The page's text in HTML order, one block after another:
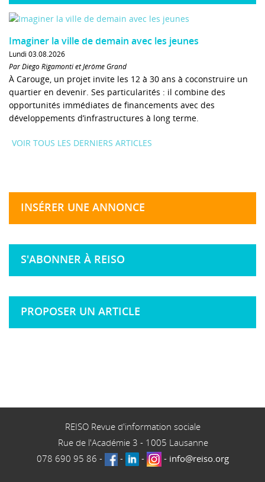
Imaginer la ville de demain avec les jeunes
Lundi 03.08.2026
Par Diego Rigamonti et Jérôme Grand
À Carouge, un projet invite les 12 à 30 ans à coconstruire un
quartier en devenir. Ses particularités : il combine des
opportunités immédiates de financements avec des
développements d’infrastructures à long terme.
VOIR TOUS LES DERNIERS ARTICLES
INSÉRER UNE ANNONCE
S'ABONNER À REISO
PROPOSER UN ARTICLE
REISO Revue d'information sociale
Rue de l'Académie 3 - 1005 Lausanne
078 690 95 86 - - - - info@reiso.org